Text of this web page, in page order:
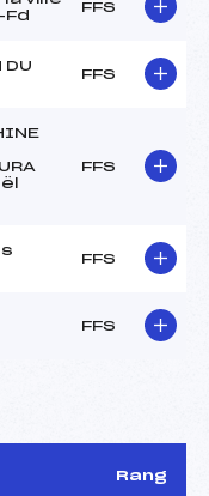
FFS
DU
FFS
FFS
FFS
FFS
Rang